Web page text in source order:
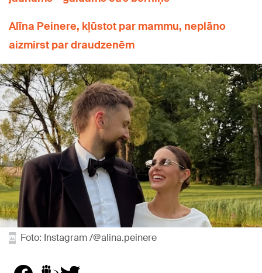
Alīna Peinere, kļūstot par mammu, neplāno
aizmirst par draudzenēm
Foto: Instagram /@alina.peinere